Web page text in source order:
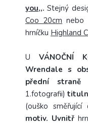
you,,. Stejný
Coo 20cm nebo
hrníčku Highland
U VÁNOČNÍ
Wrendale s
přední straně
1.fotografii)
(ouško
motiv. Uvnitř